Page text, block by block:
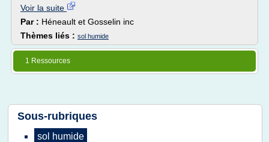
Voir la suite
Par : Héneault et Gosselin inc
Thèmes liés : sol humide
1 Ressources
Sous-rubriques
sol humide